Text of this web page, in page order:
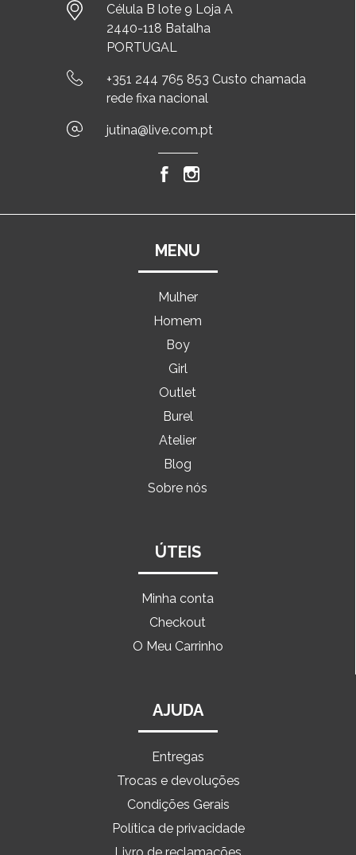
Célula B lote 9 Loja A
2440-118 Batalha
PORTUGAL
+351 244 765 853 Custo chamada
rede fixa nacional
jutina@live.com.pt
MENU
Mulher
Homem
Boy
Girl
Outlet
Burel
Atelier
Blog
Sobre nós
ÚTEIS
Minha conta
Checkout
O Meu Carrinho
AJUDA
Entregas
Trocas e devoluções
Condições Gerais
Política de privacidade
Livro de reclamações